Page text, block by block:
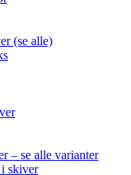
(se alle)
– se alle varianter
i skiver